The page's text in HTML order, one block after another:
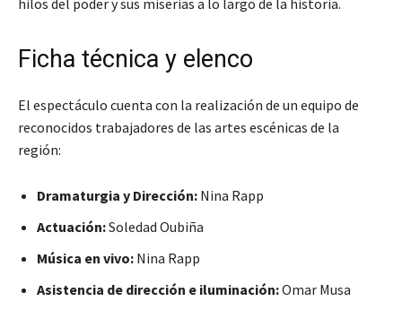
Ficha técnica y elenco
El espectáculo cuenta con la realización de un equipo de
reconocidos trabajadores de las artes escénicas de la
región:
Dramaturgia y Dirección: Nina Rapp
Actuación:Soledad Oubiña
Música en vivo: Nina Rapp
Asistencia de dirección e iluminación:Omar Musa